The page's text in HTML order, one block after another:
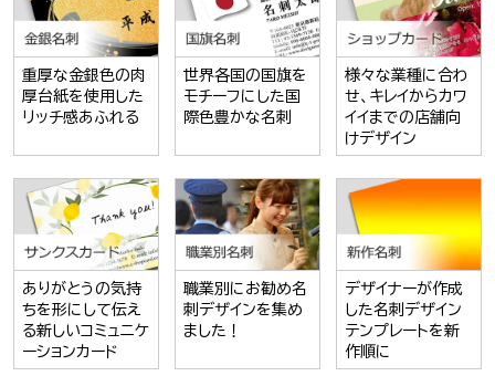
重厚な金銀色の肉
厚台紙を使用した
リッチ感あふれる
世界各国の国旗を
モチーフにした国
際色豊かな名刺
様々な業種に合わ
せ、キレイからカワ
イイまでの店舗向
けデザイン
ありがとうの気持
ちを形にして伝え
る新しいコミュニケ
ーションカード
職業別にお勧め名
刺デザインを集め
ました！
デザイナーが作成
した名刺デザイン
テンプレートを新
作順に